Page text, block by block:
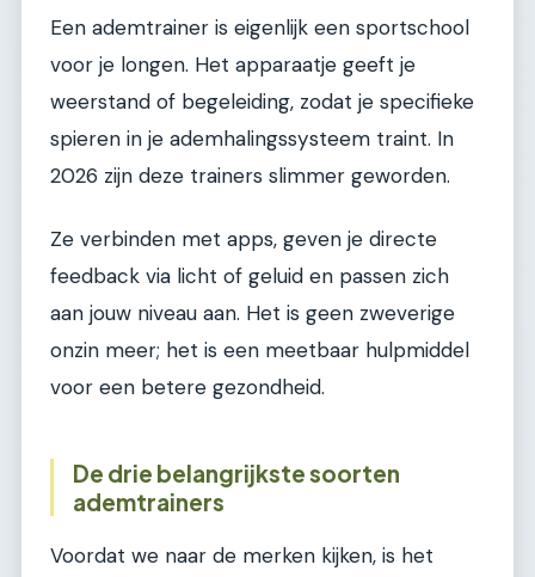
Een ademtrainer is eigenlijk een sportschool
voor je longen. Het apparaatje geeft je
weerstand of begeleiding, zodat je specifieke
spieren in je ademhalingssysteem traint. In
2026 zijn deze trainers slimmer geworden.
Ze verbinden met apps, geven je directe
feedback via licht of geluid en passen zich
aan jouw niveau aan. Het is geen zweverige
onzin meer; het is een meetbaar hulpmiddel
voor een betere gezondheid.
De drie belangrijkste soorten
ademtrainers
Voordat we naar de merken kijken, is het